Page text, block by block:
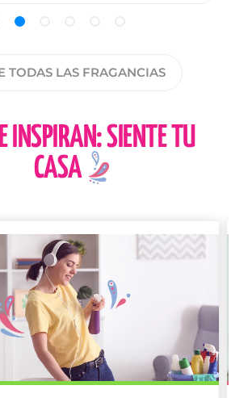
TODAS LAS FRAGANCIAS
INSPIRAN: SIENTE TU
CASA